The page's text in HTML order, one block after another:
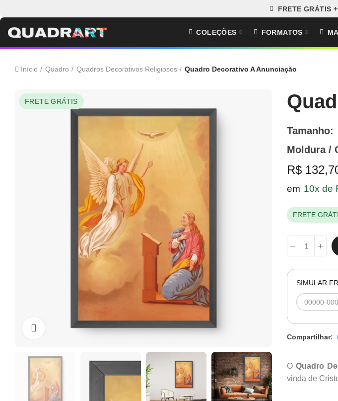
FRETE GRÁTIS
COLEÇÕES FORMATOS
Início Quadro Quadros Decorativos Religiosos Quadro Decorativo A Anunciação
FRETE GRÁTIS
Clique para ampliar
Tamanho
Moldura /
R$
em 10x de
FRETE
SIMULAR
O Quadro
vinda de